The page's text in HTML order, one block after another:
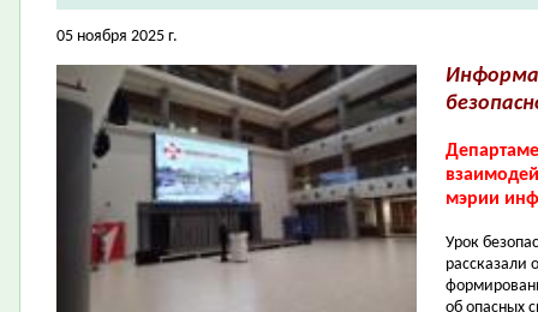
05 ноября 2025 г.
мэрии
Урок
рассказали
об опасных